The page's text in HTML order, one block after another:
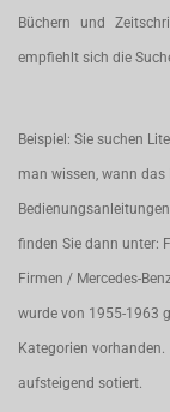
Büchern und
empfiehlt sich die
Beispiel: Sie suchen
man wissen, wann
finden Sie dann unter:
Firmen / Mercedes-
wurde von 1955-1963
Kategorien
aufsteigend sotiert.